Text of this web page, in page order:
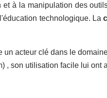
à la manipulation des
technologique. La
un acteur clé dans le
, son utilisation facile lui ont